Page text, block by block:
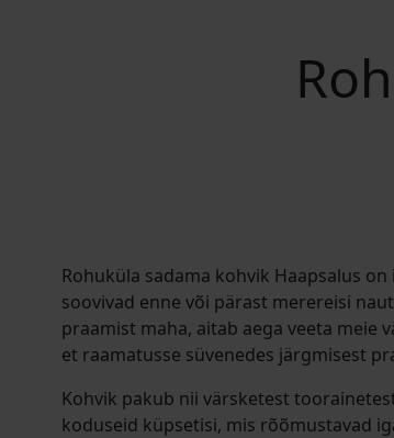
Rohuküla sadama kohvik Haapsalus
soovivad enne või pärast merereisi
praamist maha, aitab aega veeta meie
et raamatusse süvenedes järgmisest
Kohvik pakub nii värsketest
koduseid küpsetisi, mis rõõmustavad